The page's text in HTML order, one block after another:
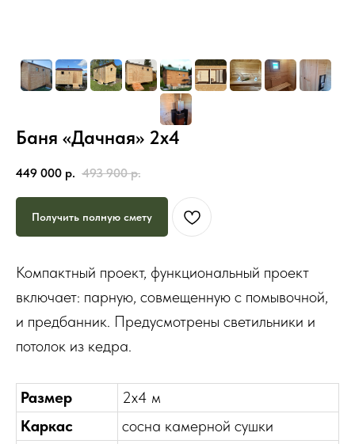
Баня «Дачная» 2х4
449 000 р. 493 900 р.
Получить полную смету
Компактный проект, функциональный проект
включает: парную, совмещенную с помывочной,
и предбанник. Предусмотрены светильники и
потолок из кедра.
Размер
2х4 м
Каркас
сосна камерной сушки